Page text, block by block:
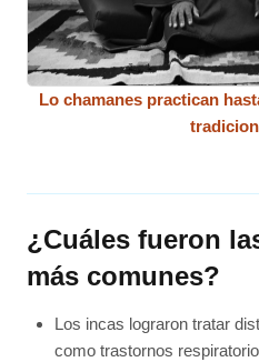
Lo chamanes practican
¿Cuáles fueron
más comunes?
Los incas lograron tratar
como trastornos